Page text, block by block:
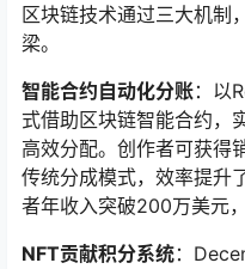
区块链技术通过三大机制
梁。
智能合约自动化分账：以
式借助区块链智能合约，
高效分配。创作者可获得
传统分成模式，效率提升
者年收入突破200万美元
NFT贡献积分系统：